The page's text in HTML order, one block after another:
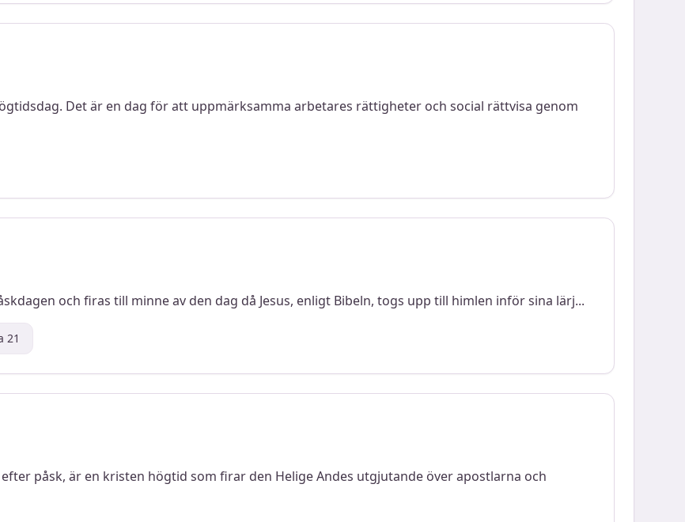
Det är en dag för att uppmärksamma arbetares rättigheter och social rättvisa genom
och firas till minne av den dag då Jesus, enligt Bibeln, togs upp till himlen inför sina lärj...
21
påsk, är en kristen högtid som firar den Helige Andes utgjutande över apostlarna och